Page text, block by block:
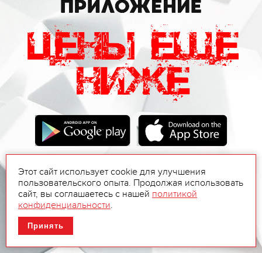
Этот сайт использует cookie для улучшения
пользовательского опыта. Продолжая использовать
сайт, вы соглашаетесь с нашей политикой
конфиденциальности.
Принять